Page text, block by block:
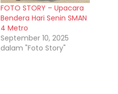
FOTO STORY – Upacara
Bendera Hari Senin SMAN
4 Metro
September 10, 2025
dalam "Foto Story"